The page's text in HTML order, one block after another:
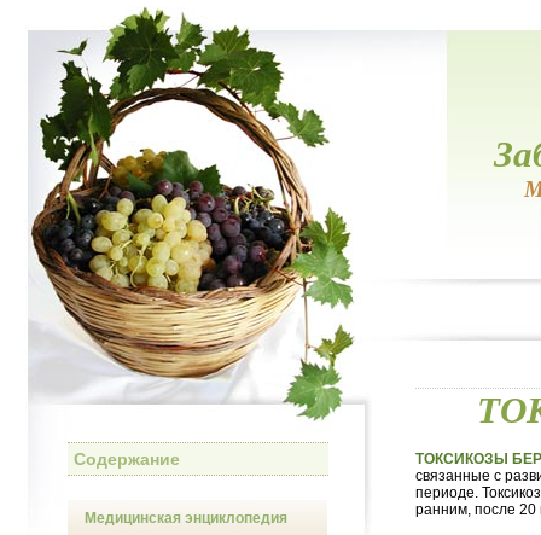
Содержание
Медицинская энциклопедия
ТОКСИКОЗЫ
связанные с
периоде.
ранним, после